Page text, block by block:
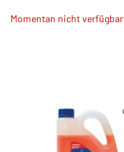
Momentan nicht verfügbar